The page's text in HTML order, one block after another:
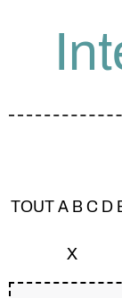
TOUT A B C D
X